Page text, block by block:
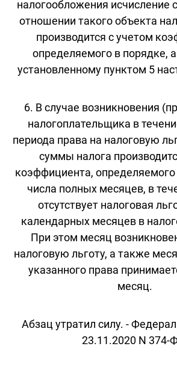
налогообложения исчисление
отношении такого объекта
производится с учетом
определяемого в порядке,
установленному пунктом 5
6. В случае возникновения
налогоплательщика в
периода права на налоговую
суммы налога
коэффициента,
числа полных месяцев, в
отсутствует налоговая
календарных месяцев в
При этом месяц
налоговую льготу, а также
указанного права
месяц.
Абзац утратил силу. -
23.11.2020 N 374-